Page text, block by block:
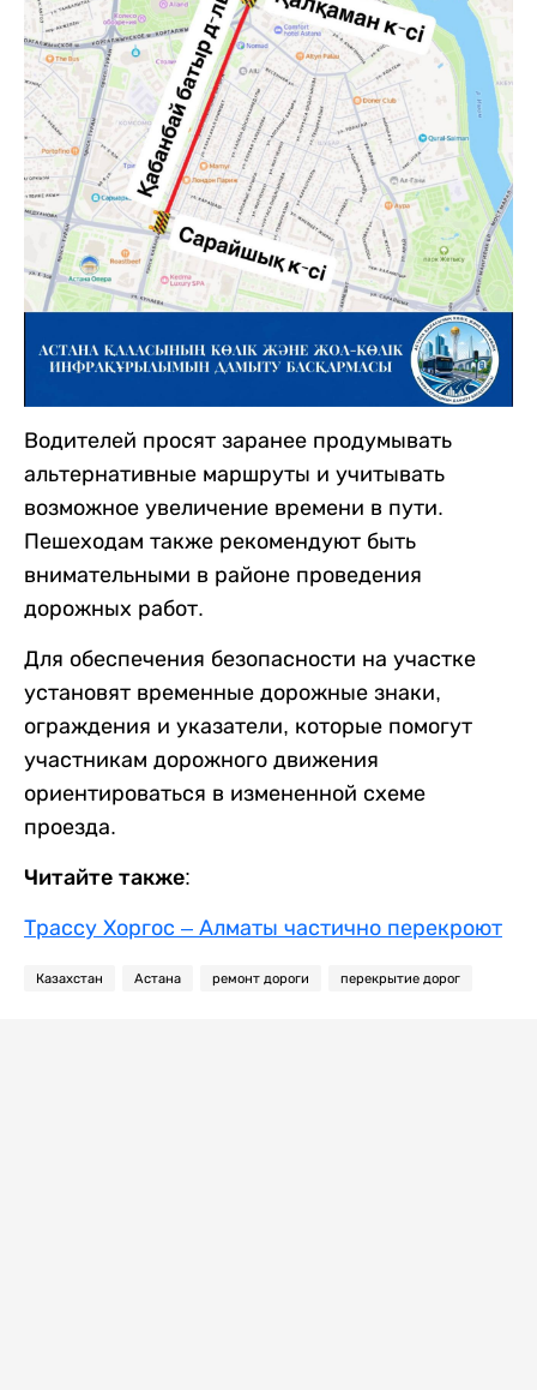
Водителей просят заранее продумывать
альтернативные маршруты и учитывать
возможное увеличение времени в пути.
Пешеходам также рекомендуют быть
внимательными в районе проведения
дорожных работ.
Для обеспечения безопасности на участке
установят временные дорожные знаки,
ограждения и указатели, которые помогут
участникам дорожного движения
ориентироваться в измененной схеме
проезда.
Читайте также:
Трассу Хоргос – Алматы частично перекроют
Казахстан Астана ремонт дороги перекрытие дорог